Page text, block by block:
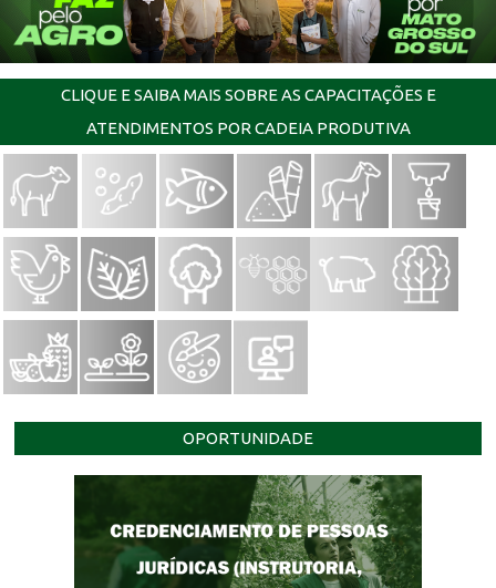
CLIQUE E SAIBA MAIS SOBRE AS CAPACITAÇÕES E
ATENDIMENTOS POR CADEIA PRODUTIVA
OPORTUNIDADE